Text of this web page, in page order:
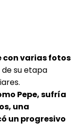
con varias fotos
su etapa
Pepe, sufría
una
un progresivo